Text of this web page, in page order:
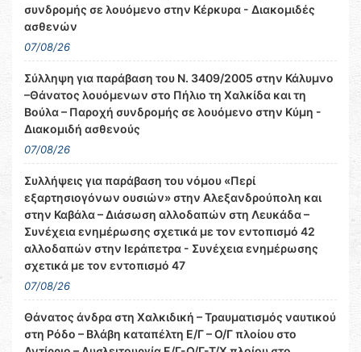
συνδρομής σε λουόμενο στην Κέρκυρα - Διακομιδές
ασθενών
07/08/26
Σύλληψη για παράβαση του Ν. 3409/2005 στην Κάλυμνο
–Θάνατος λουόμενων στο Πήλιο τη Χαλκίδα και τη
Βούλα – Παροχή συνδρομής σε λουόμενο στην Κύμη -
Διακομιδή ασθενούς
07/08/26
Συλλήψεις για παράβαση του νόμου «Περί
εξαρτησιογόνων ουσιών» στην Αλεξανδρούπολη και
στην Καβάλα – Διάσωση αλλοδαπών στη Λευκάδα –
Συνέχεια ενημέρωσης σχετικά με τον εντοπισμό 42
αλλοδαπών στην Ιεράπετρα - Συνέχεια ενημέρωσης
σχετικά με τον εντοπισμό 47
07/08/26
Θάνατος άνδρα στη Χαλκιδική – Τραυματισμός ναυτικού
στη Ρόδο – Βλάβη καταπέλτη Ε/Γ – Ο/Γ πλοίου στο